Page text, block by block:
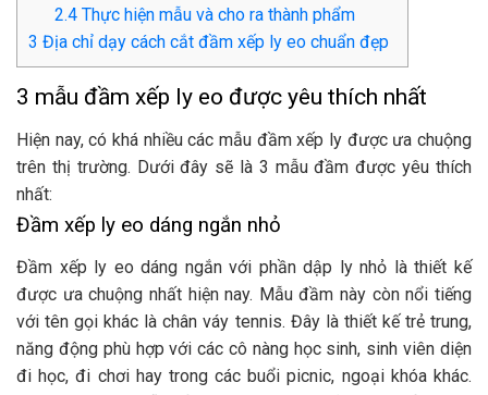
2.4 Thực hiện mẫu và cho ra thành phẩm
3 Địa chỉ dạy cách cắt đầm xếp ly eo chuẩn đẹp
3 mẫu đầm xếp ly eo được yêu thích nhất
Hiện nay, có khá nhiều các mẫu đầm xếp ly được ưa chuộng
trên thị trường. Dưới đây sẽ là 3 mẫu đầm được yêu thích
nhất:
Đầm xếp ly eo dáng ngắn nhỏ
Đầm xếp ly eo dáng ngắn với phần dập ly nhỏ là thiết kế
được ưa chuộng nhất hiện nay. Mẫu đầm này còn nổi tiếng
với tên gọi khác là chân váy tennis. Đây là thiết kế trẻ trung,
năng động phù hợp với các cô nàng học sinh, sinh viên diện
đi học, đi chơi hay trong các buổi picnic, ngoại khóa khác.